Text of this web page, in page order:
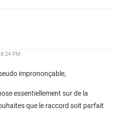
PM
imprononçable,
essentiellement sur de la
que le raccord soit parfait